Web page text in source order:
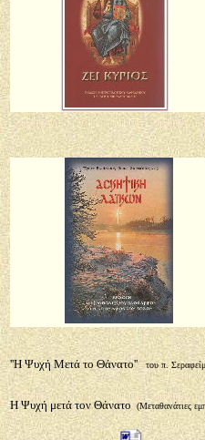
''Η Ψυχή Μετά το Θάνατο''του π.
Η Ψυχή μετά τον Θάνατο(Μεταθανάτιες